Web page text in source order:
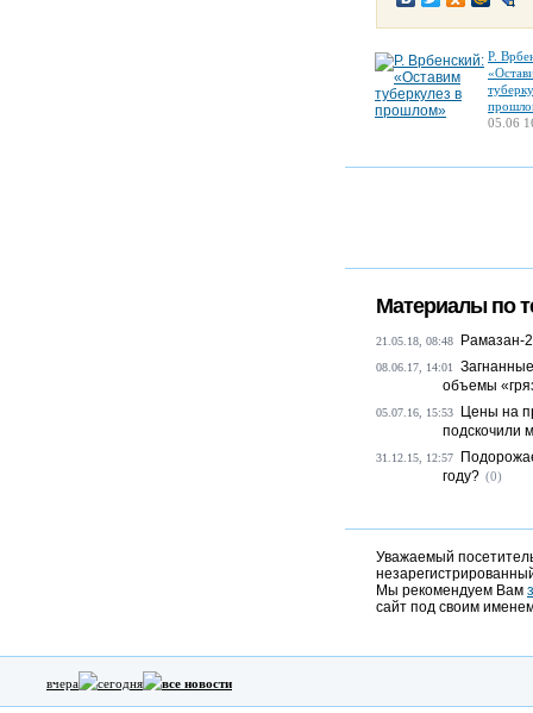
Р.
05.06
Материалы по
21.05.18, 08:48 Рамазан-
08.06.17, 14:01
объемы
05.07.16, 15:53
Цены на
подскочили
31.12.15, 12:57
году? (0)
Уважаемый
Мы рекомендуем Вам
сайт под своим
вчера сегодня все новости